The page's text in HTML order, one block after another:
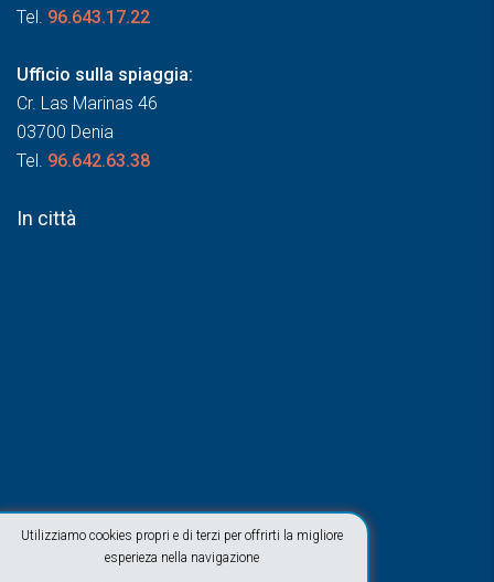
Utilizziamo cookies propri e di terzi per offrirti la migliore
esperieza nella navigazione
Tel. 96.643.17.22
Ufficio sulla spiaggia:
Cr. Las Marinas 46
03700 Denia
Tel. 96.642.63.38
In città